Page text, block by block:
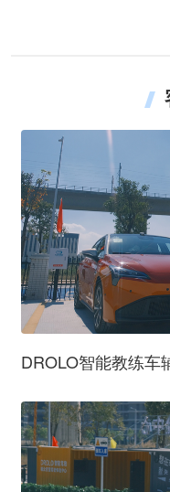
DROLO智能教练车